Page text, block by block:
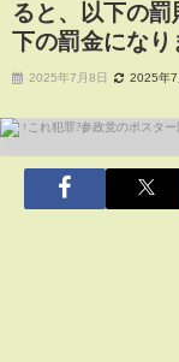
ると、以下の
下の罰金になり
2025年7月8日 2025年7